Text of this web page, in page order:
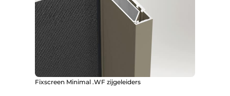
Fixscreen Minimal .WF zijgeleiders